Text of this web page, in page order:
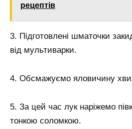
рецептів
3. Підготовлені шматочки
від мультиварки.
4. Обсмажуємо яловичину
5. За цей час лук наріжемо
тонкою соломкою.